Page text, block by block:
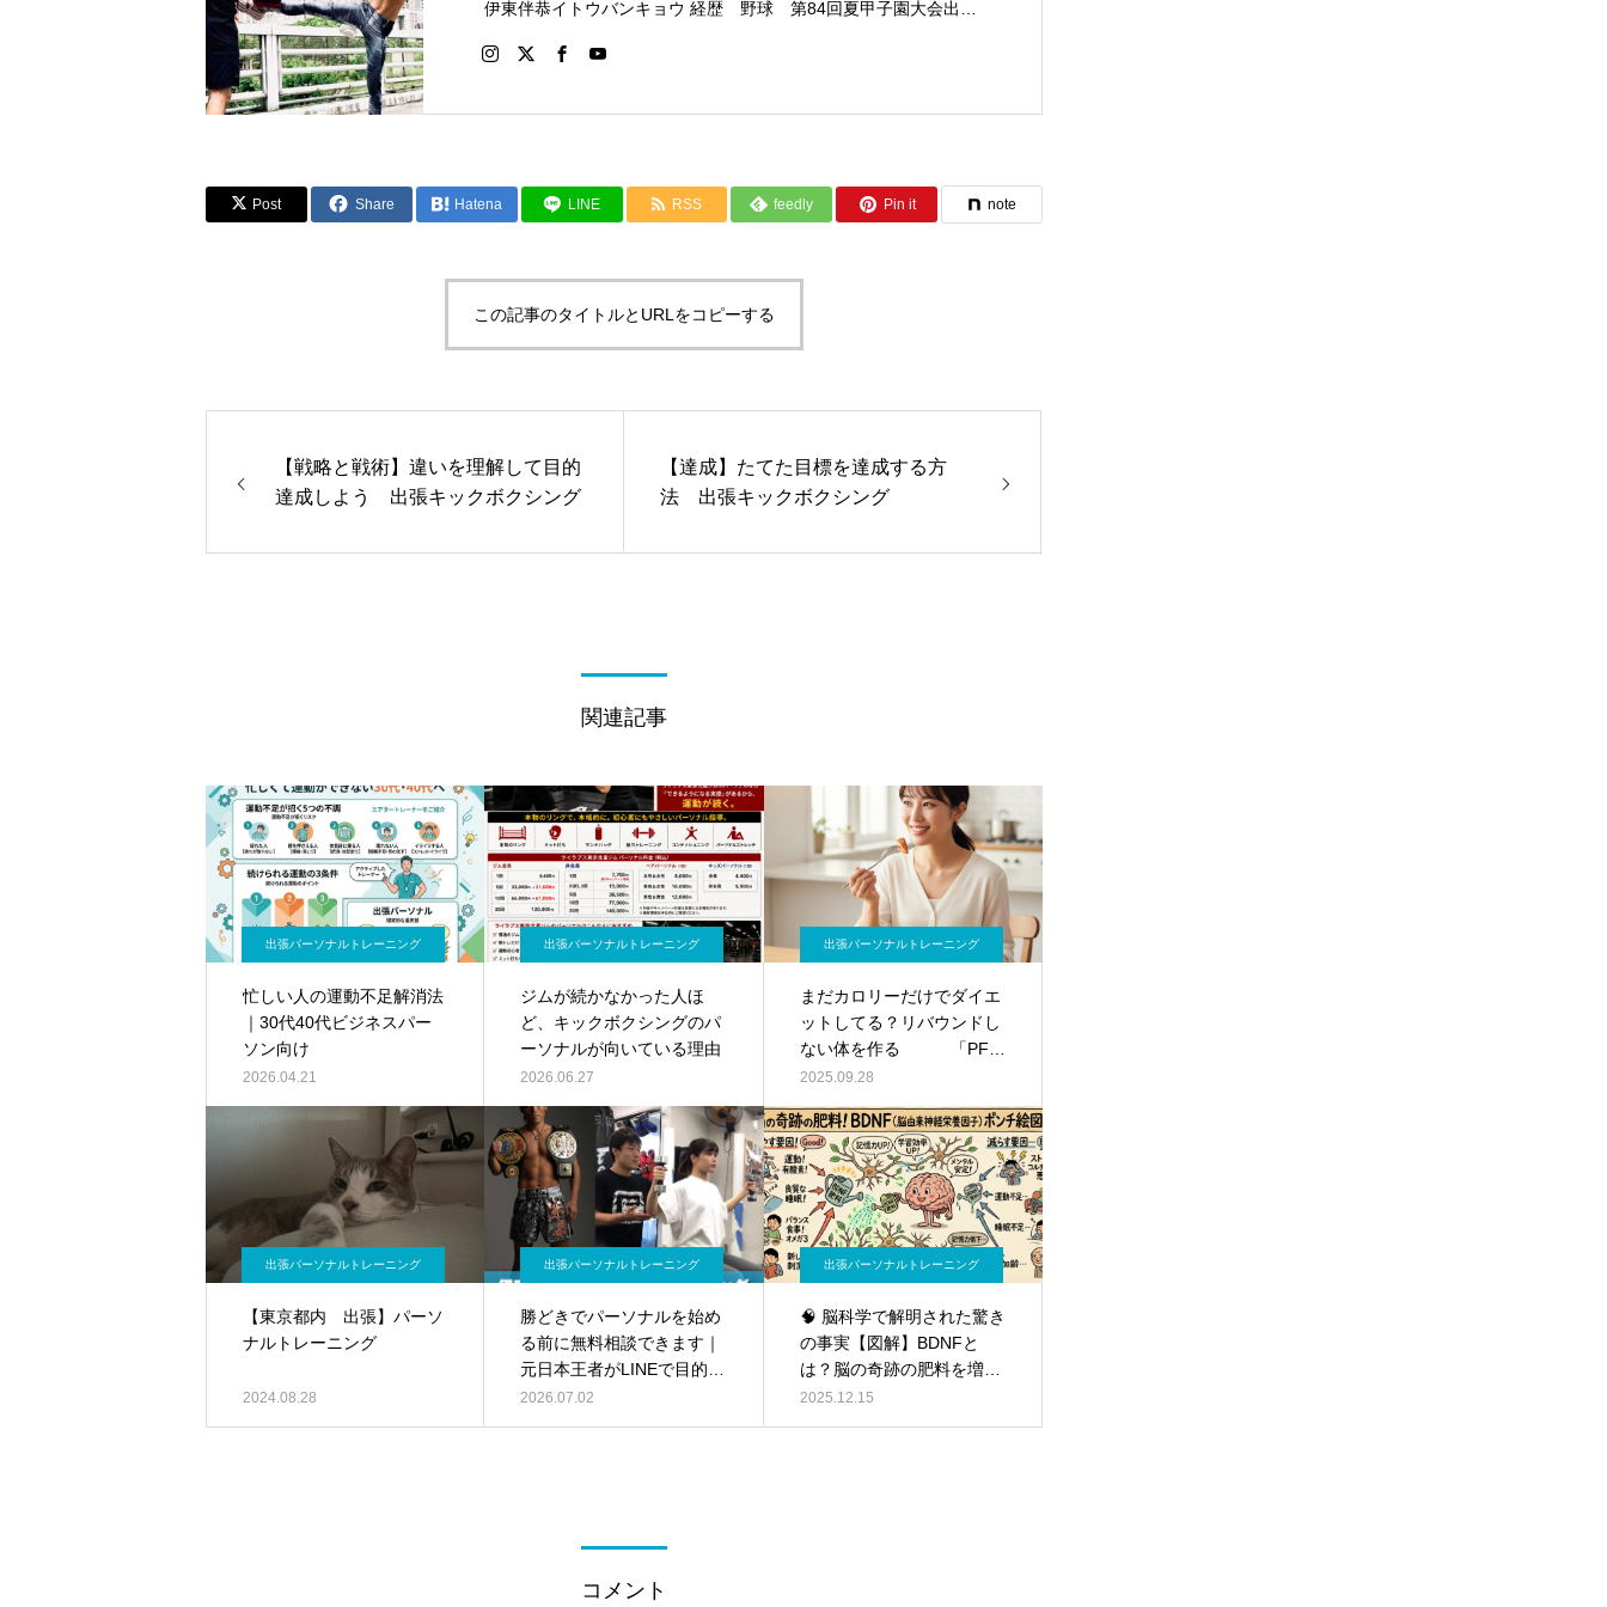
Post Share Hatena LINE RSS feedly Pin it note
この記事のタイトルとURLをコピーする
【戦略と戦術】違いを理解して目的
達成しよう 出張キックボクシング
【達成】たてた目標を達成する方
法 出張キックボクシング
関連記事
出張パーソナルトレーニング
忙しい人の運動不足解消法
｜30代40代ビジネスパー
ソン向け
2026.04.21
出張パーソナルトレーニング
ジムが続かなかった人ほ
ど、キックボクシングのパ
ーソナルが向いている理由
2026.06.27
出張パーソナルトレーニング
まだカロリーだけでダイエ
ットしてる？リバウンドし
ない体を作る 「PFC
バランス」という食事の黄
ーニング
2025.09.28
出張パーソナルトレーニング
【東京都内 出張】パーソ
ナルトレーニング
2024.08.28
出張パーソナルトレーニング
勝どきでパーソナルを始め
る前に無料相談できます｜
元日本王者がLINEで目的を
整理します
2026.07.02
出張パーソナルトレーニング
🧠 脳科学で解明された驚き
の事実【図解】BDNFと
は？脳の奇跡の肥料を増や
す運動・食事・睡眠の科学
2025.12.15
コメント